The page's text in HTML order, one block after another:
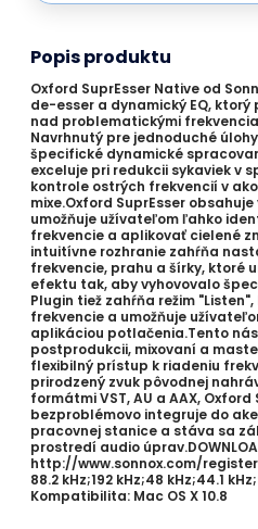
Popis produktu
Oxford SuprEsser Native od
de-esser a dynamický EQ,
nad problematickými
Navrhnutý pre jednoduché
špecifické dynamické
exceluje pri redukcii sykaviek v
kontrole ostrých frekvencií v
mixe.Oxford SuprEsser
umožňuje užívateľom ľahko
frekvencie a aplikovať cielené
intuitívne rozhranie zahŕňa
frekvencie, prahu a šírky, ktoré
efektu tak, aby vyhovovalo
Plugin tiež zahŕňa režim
frekvencie a umožňuje
aplikáciou potlačenia.Tento
postprodukcii, mixovaní a
flexibilný prístup k riadeniu
prirodzený zvuk pôvodnej
formátmi VST, AU a AAX, Oxford
bezproblémovo integruje do
pracovnej stanice a stáva sa
prostredí audio
http://www.sonnox.com/
88.2 kHz;192 kHz;48 kHz;44.1
Kompatibilita: Mac OS X 10.8